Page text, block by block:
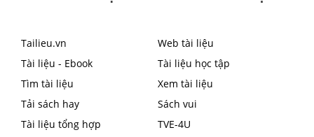
Tailieu.vn
Web tài liệu
Tài liệu - Ebook
Tài liệu học tập
Tìm tài liệu
Xem tài liệu
Tải sách hay
Sách vui
Tài liệu tổng hợp
TVE-4U